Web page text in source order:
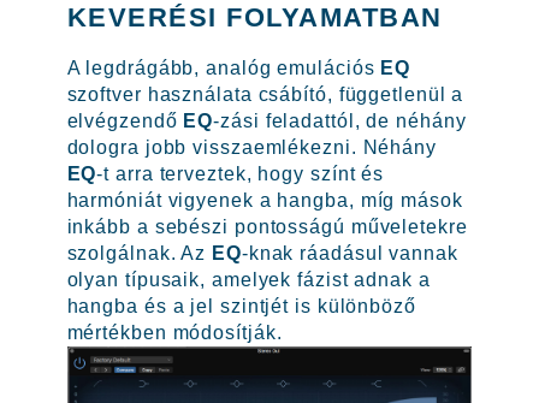
KEVERÉSI FOLYAMATBAN
A legdrágább, analóg emulációs EQ
szoftver használata csábító, függetlenül a
elvégzendő EQ-zási feladattól, de néhány
dologra jobb visszaemlékezni. Néhány
EQ-t arra terveztek, hogy színt és
harmóniát vigyenek a hangba, míg mások
inkább a sebészi pontosságú műveletekre
szolgálnak. Az EQ-knak ráadásul vannak
olyan típusaik, amelyek fázist adnak a
hangba és a jel szintjét is különböző
mértékben módosítják.